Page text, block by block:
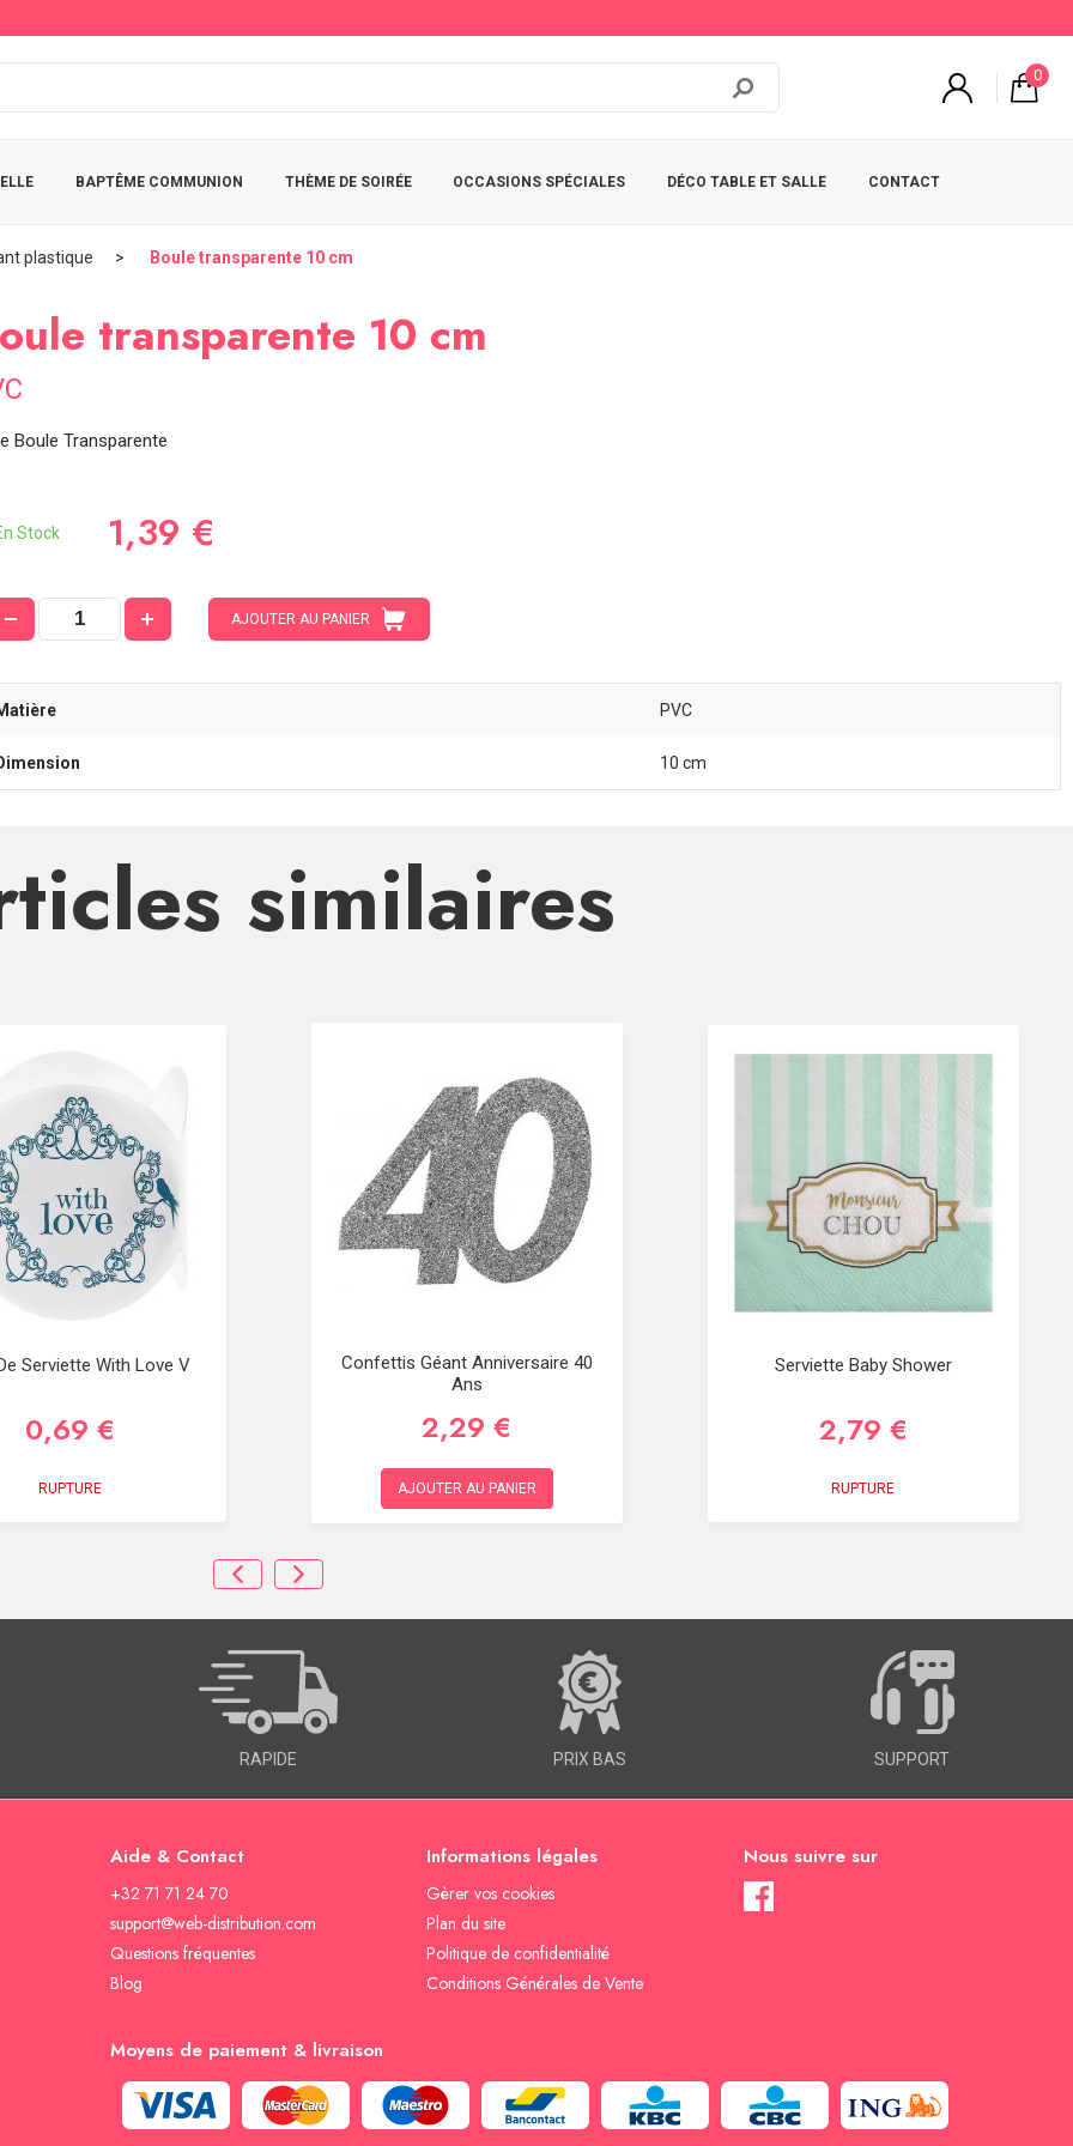
0
BAPTÊME COMMUNION THÈME DE SOIRÉE OCCASIONS SPÉCIALES DÉCO TABLE ET SALLE CONTACT
plastique Boule transparente 10 cm
transparente 10 cm
Boule Transparente
Stock 1,39 €
AJOUTER AU PANIER
PVC
10 cm
similaires
Serviette With Love V
0,69 €
RUPTURE
Confettis Géant Anniversaire 40
Ans
2,29 €
AJOUTER AU PANIER
Serviette Baby Shower
2,79 €
RUPTURE
RAPIDE PRIX BAS SUPPORT
Aide & Contact
+32 71 71 24 70
support@web-distribution.com
Questions fréquentes
Blog
Informations légales
Gèrer vos cookies
Plan du site
Politique de confidentialité
Conditions Générales de Vente
Nous suivre sur
Moyens de paiement & livraison